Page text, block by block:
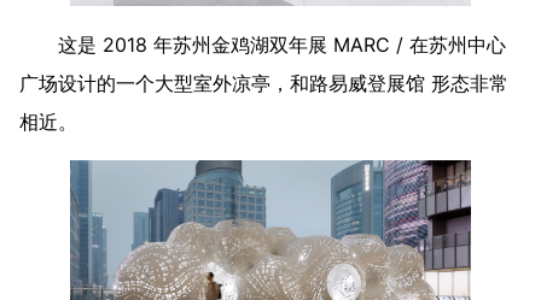
这是 2018 年苏州金鸡湖双年展 MARC / 在苏州中心
广场设计的一个大型室外凉亭，和路易威登展馆 形态非常
相近。